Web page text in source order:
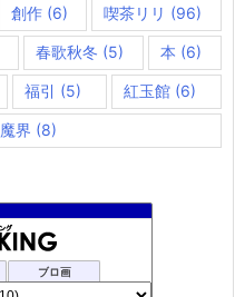
創作(6) 喫茶リリ (96)
春歌秋冬 (5) 本 (6)
福引 (5) 紅玉館(6)
魔界 (8)
ブロ画